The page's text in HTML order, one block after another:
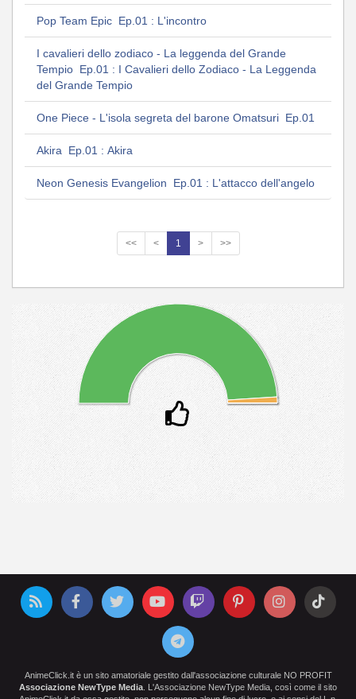
Pop Team Epic Ep.01 : L'incontro
I cavalieri dello zodiaco - La leggenda del Grande
Tempio Ep.01 : I Cavalieri dello Zodiaco - La Leggenda
del Grande Tempio
One Piece - L'isola segreta del barone Omatsuri Ep.01
Akira Ep.01 : Akira
Neon Genesis Evangelion Ep.01 : L'attacco dell'angelo
<< < 1 > >>
AnimeClick.it è un sito amatoriale gestito dall'associazione culturale NO PROFIT
Associazione NewType Media . L'Associazione NewType Media, così come il sito